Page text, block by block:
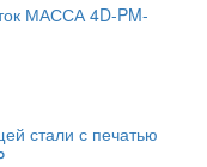
МАССА 4D-PM-